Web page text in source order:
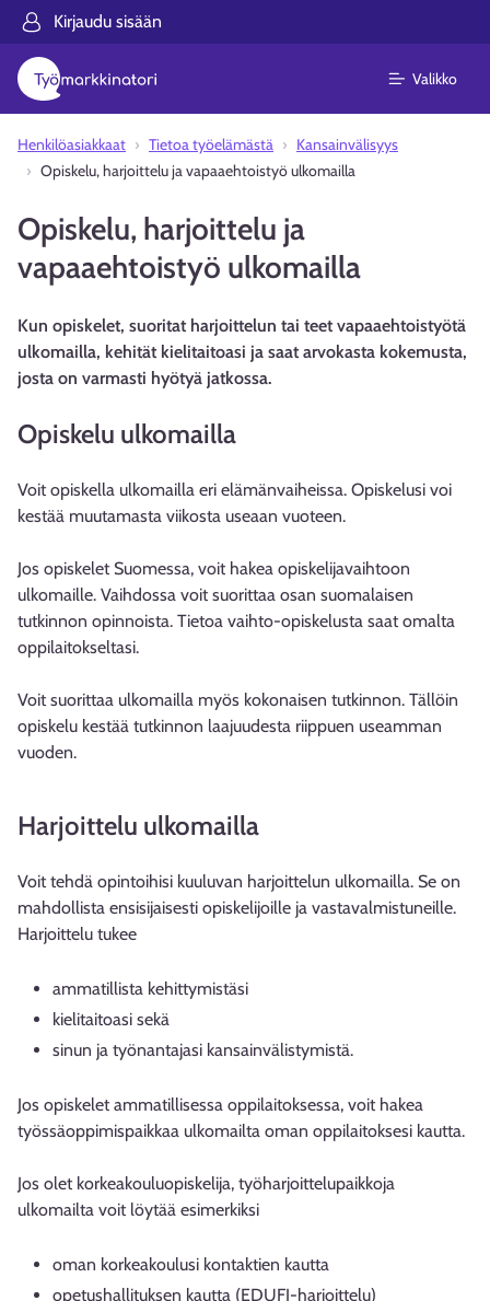
Kirjaudu sisään
Valikko
Henkilöasiakkaat Tietoa työelämästä
Kansainvälisyys
Opiskelu, harjoittelu ja vapaaehtoistyö ulkomailla
Opiskelu, harjoittelu ja
vapaaehtoistyö ulkomailla
Kun opiskelet, suoritat harjoittelun tai teet vapaaehtoistyötä
ulkomailla, kehität kielitaitoasi ja saat arvokasta kokemusta,
josta on varmasti hyötyä jatkossa.
Opiskelu ulkomailla
Voit opiskella ulkomailla eri elämänvaiheissa. Opiskelusi voi
kestää muutamasta viikosta useaan vuoteen.
Jos opiskelet Suomessa, voit hakea opiskelijavaihtoon
ulkomaille. Vaihdossa voit suorittaa osan suomalaisen
tutkinnon opinnoista. Tietoa vaihto-opiskelusta saat omalta
oppilaitokseltasi.
Voit suorittaa ulkomailla myös kokonaisen tutkinnon. Tällöin
opiskelu kestää tutkinnon laajuudesta riippuen useamman
vuoden.
Harjoittelu ulkomailla
Voit tehdä opintoihisi kuuluvan harjoittelun ulkomailla. Se on
mahdollista ensisijaisesti opiskelijoille ja vastavalmistuneille.
Harjoittelu tukee
ammatillista kehittymistäsi
kielitaitoasi sekä
sinun ja työnantajasi kansainvälistymistä.
Jos opiskelet ammatillisessa oppilaitoksessa, voit hakea
työssäoppimispaikkaa ulkomailta oman oppilaitoksesi kautta.
Jos olet korkeakouluopiskelija, työharjoittelupaikkoja
ulkomailta voit löytää esimerkiksi
oman korkeakoulusi kontaktien kautta
opetushallituksen kautta (EDUFI-harjoittelu)